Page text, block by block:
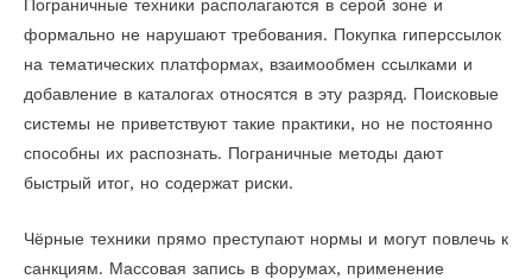
Пограничные техники располагаются в серой зоне и
формально не нарушают требования. Покупка гиперссылок
на тематических платформах, взаимообмен ссылками и
добавление в каталогах относятся в эту разряд. Поисковые
системы не приветствуют такие практики, но не постоянно
способны их распознать. Пограничные методы дают
быстрый итог, но содержат риски.
Чёрные техники прямо преступают нормы и могут повлечь к
санкциям. Массовая запись в форумах, применение